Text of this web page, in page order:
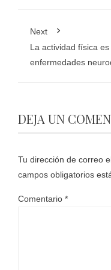
Next
La actividad física
enfermedades
DEJA UN
Tu dirección de correo
campos obligatorios
Comentario *